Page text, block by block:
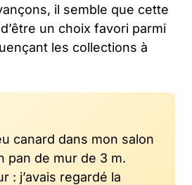
il semble que cette
un choix favori parmi
les collections à
canard dans mon salon
pan de mur de 3 m.
: j’avais regardé la